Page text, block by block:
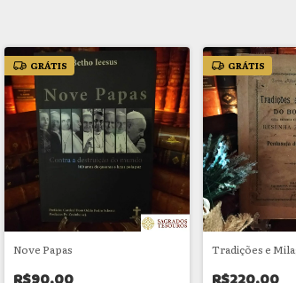
GRÁTIS
Nove Papas
GRÁTIS
Tradições e